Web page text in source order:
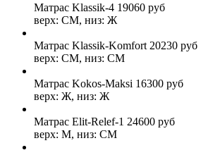
Матрас Klassik-4 19060 руб
верх: СМ, низ: Ж
Матрас Klassik-Komfort 20230 руб
верх: СМ, низ: СМ
Матрас Kokos-Maksi 16300 руб
верх: Ж, низ: Ж
Матрас Elit-Relef-1 24600 руб
верх: М, низ: СМ